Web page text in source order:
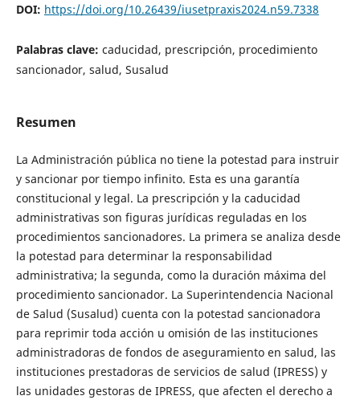
DOI: https://doi.org/10.26439/iusetpraxis2024.n59.7338
Palabras clave: caducidad, prescripción, procedimiento
sancionador, salud, Susalud
Resumen
La Administración pública no tiene la potestad para instruir
y sancionar por tiempo infinito. Esta es una garantía
constitucional y legal. La prescripción y la caducidad
administrativas son figuras jurídicas reguladas en los
procedimientos sancionadores. La primera se analiza desde
la potestad para determinar la responsabilidad
administrativa; la segunda, como la duración máxima del
procedimiento sancionador. La Superintendencia Nacional
de Salud (Susalud) cuenta con la potestad sancionadora
para reprimir toda acción u omisión de las instituciones
administradoras de fondos de aseguramiento en salud, las
instituciones prestadoras de servicios de salud (IPRESS) y
las unidades gestoras de IPRESS, que afecten el derecho a